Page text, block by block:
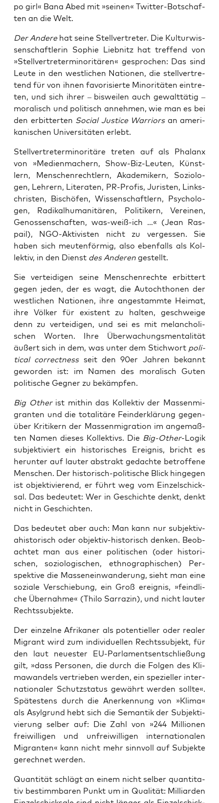
po girl« Bana Abed mit »sei­nen« Twit­ter-Bot­schaf­
ten an die Welt.
Der Ande­rehat sei­ne Stell­ver­tre­ter. Die Kul­tur­wis­
sen­schaft­le­rin Sophie Lieb­nitz hat tref­fend von
»Stell­ver­tre­ter­mi­no­ri­tä­ren« gespro­chen: Das sind
Leu­te in den west­li­chen Natio­nen, die stell­ver­tre­
tend für von ihnen favo­ri­sier­te Mino­ri­tä­ten ein­tre­
ten, und sich ihrer – bis­wei­len auch gewalt­tä­tig –
mora­lisch und poli­tisch anneh­men, wie man es bei
den erbit­ter­ten Social Jus­ti­ce War­ri­orsan ame­ri­
ka­ni­schen Uni­ver­si­tä­ten erlebt.
Stell­ver­tre­ter­mi­no­ri­tä­re tre­ten auf als Pha­lanx
von »Medi­en­ma­chern, Show-Biz-Leu­ten, Künst­
lern, Men­schen­recht­lern, Aka­de­mi­kern, Sozio­lo­
gen, Leh­rern, Lite­ra­ten, PR-Pro­fis, Juris­ten, Links­
chris­ten, Bischö­fen, Wis­sen­schaft­lern, Psy­cho­lo­
gen, Radi­kal­hu­ma­ni­tä­ren, Poli­ti­kern, Ver­ei­nen,
Genos­sen­schaf­ten, was-weiß-ich …« (Jean Ras­
pail), NGO-Akti­vis­ten nicht zu ver­ges­sen. Sie
haben sich meu­ten­för­mig, also eben­falls als Kol­
lek­tiv, in den Dienst des Ande­ren gestellt.
Sie ver­tei­di­gen sei­ne Men­schen­rech­te erbit­tert
gegen jeden, der es wagt, die Auto­chtho­nen der
west­li­chen Natio­nen, ihre ange­stamm­te Hei­mat,
ihre Völ­ker für exis­tent zu hal­ten, geschwei­ge
denn zu ver­tei­di­gen, und sei es mit melan­cho­li­
schen Wor­ten. Ihre Über­wa­chungs­men­ta­li­tät
äußert sich in dem, was unter dem Stich­wort poli­
ti­cal cor­rect­nessseit den 90er Jah­ren bekannt
gewor­den ist: im Namen des mora­lisch Guten
poli­ti­sche Geg­ner zu bekämpfen.
Big Otherist mit­hin das Kol­lek­tiv der Mas­sen­mi­
gran­ten und die tota­li­tä­re Feind­er­klä­rung gegen­
über Kri­ti­kern der Mas­sen­mi­gra­ti­on im ange­maß­
ten Namen die­ses Kol­lek­tivs. Die Big-Other-Logik
sub­jek­ti­viert ein his­to­ri­sches Ereig­nis, bricht es
her­un­ter auf lau­ter abs­trakt gedach­te betrof­fe­ne
Men­schen. Der his­to­risch-poli­ti­sche Blick hin­ge­gen
ist objek­ti­vie­rend, er führt weg vom Ein­zel­schick­
sal. Das bedeu­tet: Wer in Geschich­te denkt, denkt
nicht in Geschichten.
Das bedeu­tet aber auch: Man kann nur sub­jek­tiv-
ahis­to­risch oder objek­tiv-his­to­risch den­ken. Beob­
ach­tet man aus einer poli­ti­schen (oder his­to­ri­
schen, sozio­lo­gi­schen, eth­no­gra­phi­schen) Per­
spek­ti­ve die Mas­sen­ein­wan­de­rung, sieht man eine
sozia­le Ver­schie­bung, ein Groß ereig­nis, »feind­li­
che Über­nah­me« (Thi­lo Sar­ra­zin), und nicht lau­ter
Rechtssubjekte.
Der ein­zel­ne Afri­ka­ner als poten­ti­el­ler oder rea­ler
Migrant wird zum indi­vi­du­el­len Rechts­sub­jekt, für
den laut neu­es­ter EU-Par­la­ments­ent­schlie­ßung
gilt, »dass Per­so­nen, die durch die Fol­gen des Kli­
ma­wan­dels ver­trie­ben wer­den, ein spe­zi­el­ler inter­
na­tio­na­ler Schutz­sta­tus gewährt wer­den soll­te«.
Spä­tes­tens durch die Aner­ken­nung von »Kli­ma«
als Asyl­grund hebt sich die Seman­tik der Sub­jek­ti­
vie­rung sel­ber auf: Die Zahl von »244 Mil­lio­nen
frei­wil­li­gen und unfrei­wil­li­gen inter­na­tio­na­len
Migran­ten« kann nicht mehr sinn­voll auf Sub­jek­te
gerech­net werden.
Quan­ti­tät schlägt an einem nicht sel­ber quan­ti­ta­
tiv bestimm­ba­ren Punkt um in Qua­li­tät: Mil­li­ar­den